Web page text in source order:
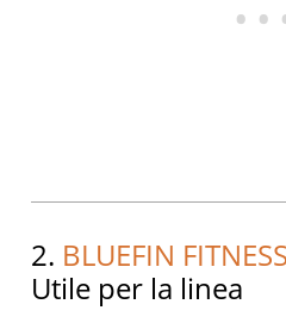
2. BLUEFIN
Utile per la linea